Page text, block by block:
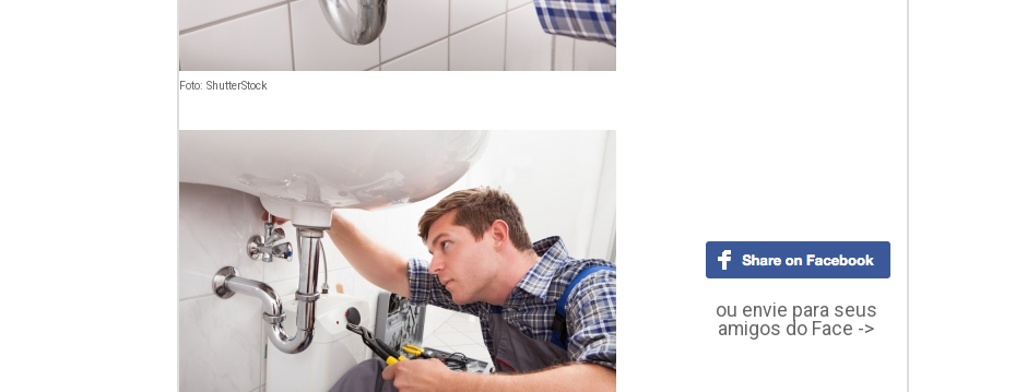
Foto: ShutterStock
ou envie para seus
amigos do Face ->